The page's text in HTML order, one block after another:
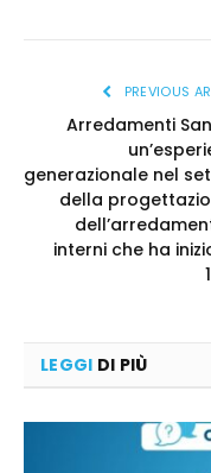
PREVIOUS
Arredamenti
generazionale nel
della
interni che ha
LEGGI DI PIÙ